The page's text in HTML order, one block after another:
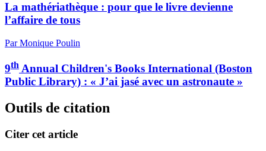
La mathériathèque : pour que le livre devienne
l’affaire de tous
Par Monique Poulin
9th Annual Children's Books International (Boston
Public Library) : « J’ai jasé avec un astronaute »
Outils de citation
Citer cet article